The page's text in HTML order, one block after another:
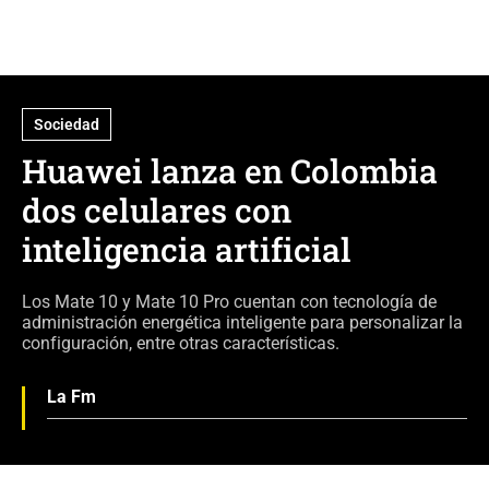
Sociedad
Huawei lanza en Colombia
dos celulares con
inteligencia artificial
Los Mate 10 y Mate 10 Pro cuentan con tecnología de
administración energética inteligente para personalizar la
configuración, entre otras características.
La Fm